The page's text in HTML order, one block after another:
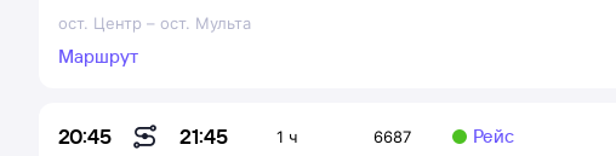
ост. Центр – ост. Мульта
Маршрут
20:45 21:45 1 ч 6687 Рейс